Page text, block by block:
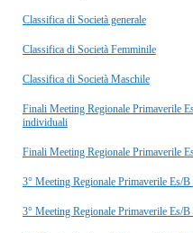
Classifica di Società generale
Classifica di Società Femminile
Classifica di Società Maschile
Finali Meeting Regionale Primaverile
individuali
Finali Meeting Regionale Primaverile
3° Meeting Regionale Primaverile Es/
3° Meeting Regionale Primaverile Es/